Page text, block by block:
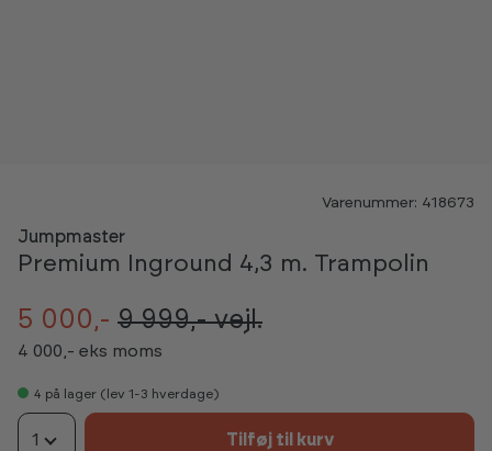
Varenummer: 418673
Jumpmaster
Premium Inground 4,3 m. Trampolin
5 000,- 9 999,-vejl.
4 000,- eks moms
4 på lager (lev 1-3 hverdage)
1 Tilføj til kurv